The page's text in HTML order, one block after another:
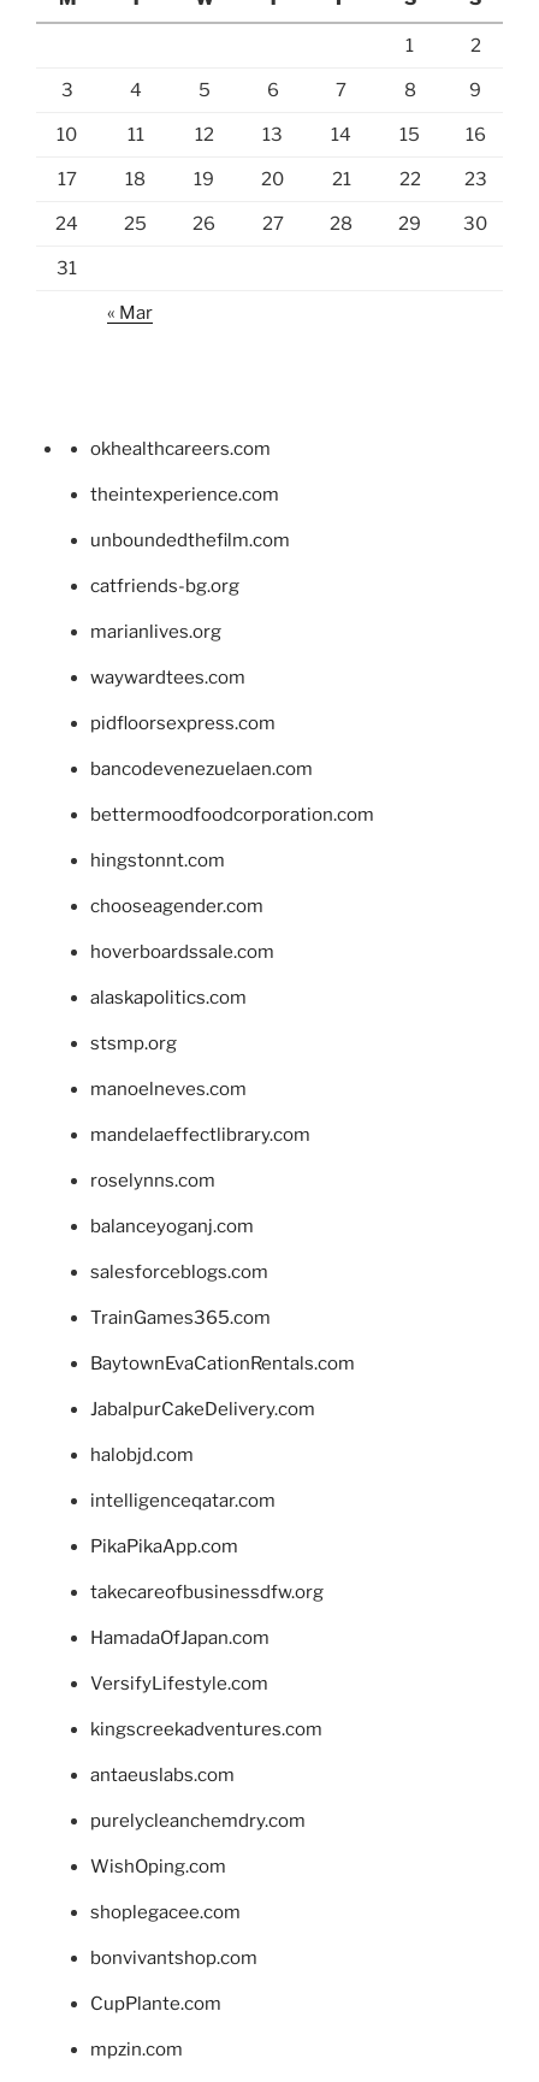
1 2
3 4 5 6 7 8 9
10 11 12 13 14 15 16
17 18 19 20 21 22 23
24 25 26 27 28 29 30
31
« Mar
okhealthcareers.com
theintexperience.com
unboundedthefilm.com
catfriends-bg.org
marianlives.org
waywardtees.com
pidfloorsexpress.com
bancodevenezuelaen.com
bettermoodfoodcorporation.com
hingstonnt.com
chooseagender.com
hoverboardssale.com
alaskapolitics.com
stsmp.org
manoelneves.com
mandelaeffectlibrary.com
roselynns.com
balanceyoganj.com
salesforceblogs.com
TrainGames365.com
BaytownEvaCationRentals.com
JabalpurCakeDelivery.com
halobjd.com
intelligenceqatar.com
PikaPikaApp.com
takecareofbusinessdfw.org
HamadaOfJapan.com
VersifyLifestyle.com
kingscreekadventures.com
antaeuslabs.com
purelycleanchemdry.com
WishOping.com
shoplegacee.com
bonvivantshop.com
CupPlante.com
mpzin.com